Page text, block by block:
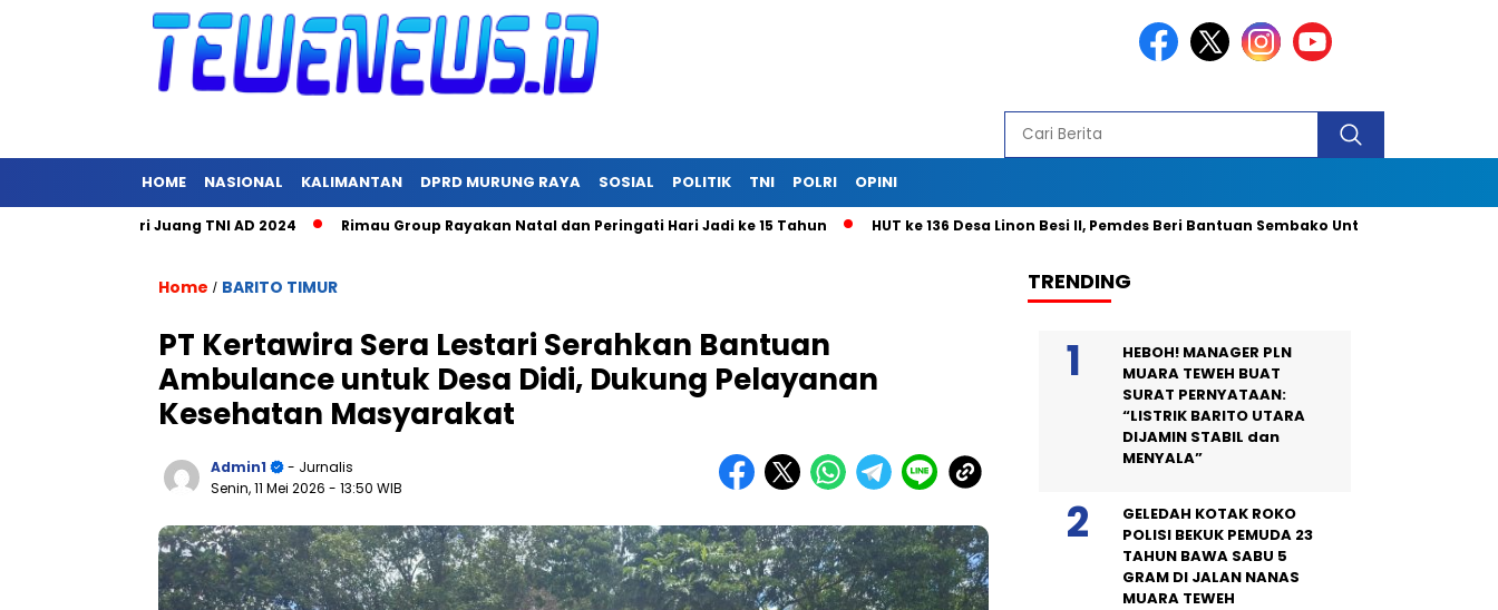
HOME NASIONAL KALIMANTAN DPRD MURUNG RAYA SOSIAL POLITIK TNI POLRI OPINI
Hari Juang TNI AD 2024 Rimau Group Rayakan Natal dan Peringati Hari Jadi ke 15 Tahun HUT ke 136 Desa Linon Besi II, Pemdes Beri Bantuan Sembako Untuk 40 Kepala Keluarga
Home / BARITO TIMUR
PT Kertawira Sera Lestari Serahkan Bantuan
Ambulance untuk Desa Didi, Dukung Pelayanan
Kesehatan Masyarakat
Admin1
- Jurnalis
Senin, 11 Mei 2026 - 13:50 WIB
TRENDING
HEBOH! MANAGER PLN
MUARA TEWEH BUAT
SURAT PERNYATAAN:
“LISTRIK BARITO UTARA
DIJAMIN STABIL dan
MENYALA”
GELEDAH KOTAK ROKO
POLISI BEKUK PEMUDA 23
TAHUN BAWA SABU 5
GRAM DI JALAN NANAS
MUARA TEWEH